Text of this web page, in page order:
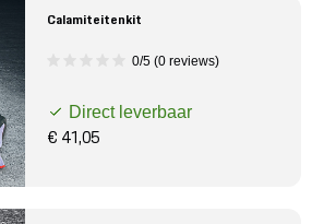
Calamiteitenkit
0/5 (0 reviews)
Direct leverbaar
€ 41,05